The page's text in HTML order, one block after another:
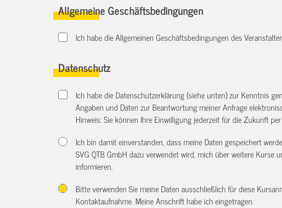
Allgemeine Geschäftsbedingungen
Ich habe die Allgemeinen Geschäftsbedingungen des
Datenschutz
Ich habe die Datenschutzerklärung (siehe unten) zur Kenntnis
Angaben und Daten zur Beantwortung meiner Anfrage
Hinweis: Sie können Ihre Einwilligung jederzeit für die Zukunft
Ich bin damit einverstanden, dass meine Daten gespeichert
SVG QTB GmbH dazu verwendet wird, mich über weitere Kurse
informieren.
Bitte verwenden Sie meine Daten ausschließlich für diese
Kontaktaufnahme. Meine Anschrift habe ich eingetragen.